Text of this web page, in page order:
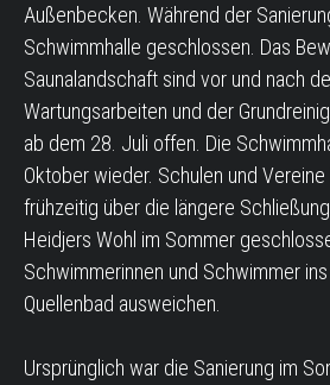
Außenbecken. Während der
Schwimmhalle geschlossen. Das
Saunalandschaft sind vor und nach
Wartungsarbeiten und der
ab dem 28. Juli offen. Die
Oktober wieder. Schulen und
frühzeitig über die längere
Heidjers Wohl im Sommer
Schwimmerinnen und Schwimmer
Quellenbad ausweichen.
Ursprünglich war die Sanierung im